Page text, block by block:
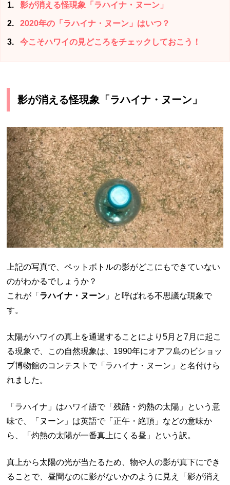
1 影が消える怪現象「ラハイナ・ヌーン」
2 2020年の「ラハイナ・ヌーン」はいつ？
3 今こそハワイの見どころをチェックしておこう！
影が消える怪現象「ラハイナ・ヌーン」
上記の写真で、ペットボトルの影がどこにもできていない
のがわかるでしょうか？
これが「 ラハイナ・ヌーン 」と呼ばれる不思議な現象で
す。
太陽がハワイの真上を通過することにより5月と7月に起こ
る現象で、この自然現象は、1990年にオアフ島のビショッ
プ博物館のコンテストで「ラハイナ・ヌーン」と名付けら
れました。
「ラハイナ」はハワイ語で「残酷・灼熱の太陽」という意
味で、「ヌーン」は英語で「正午・絶頂」などの意味か
ら、「灼熱の太陽が一番真上にくる昼」という訳。
真上から太陽の光が当たるため、物や人の影が真下にでき
ることで、昼間なのに影がないかのように見え「影が消え